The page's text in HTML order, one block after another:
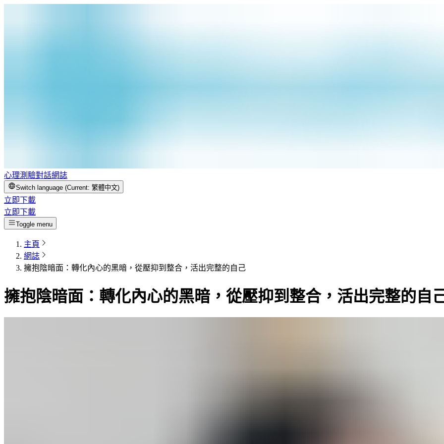
心理測驗對話網誌
Switch language (Current: 繁體中文)
立即下載
立即下載
Toggle menu
主頁
網誌
擁抱陰暗面：轉化內心的黑暗，從壓抑到整合，活出完整的自己
擁抱陰暗面：轉化內心的黑暗，從壓抑到整合，活出完整的自